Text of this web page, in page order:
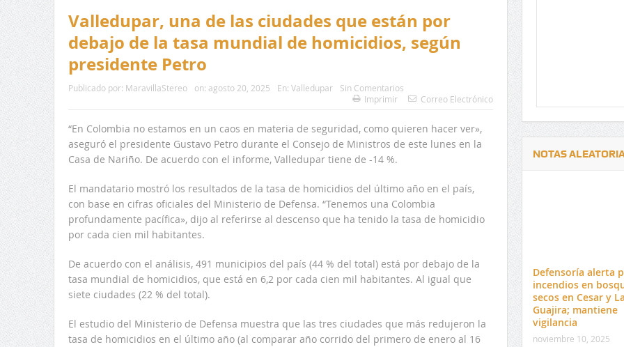
Valledupar, una de las ciudades que están por
debajo de la tasa mundial de homicidios, según
presidente Petro
Publicado por: MaravillaStereo on: agosto 20, 2025 En: Valledupar
Sin Comentarios
Imprimir
Correo Electrónico
“En Colombia no estamos en un caos en materia de seguridad, como quieren hacer ver»,
aseguró el presidente Gustavo Petro durante el Consejo de Ministros de este lunes en la
Casa de Nariño. De acuerdo con el informe, Valledupar tiene de -14 %.
El mandatario mostró los resultados de la tasa de homicidios del último año en el país,
con base en cifras oficiales del Ministerio de Defensa. “Tenemos una Colombia
profundamente pacífica», dijo al referirse al descenso que ha tenido la tasa de homicidio
por cada cien mil habitantes.
De acuerdo con el análisis, 491 municipios del país (44 % del total) está por debajo de la
tasa mundial de homicidios, que está en 6,2 por cada cien mil habitantes. Al igual que
siete ciudades (22 % del total).
El estudio del Ministerio de Defensa muestra que las tres ciudades que más redujeron la
tasa de homicidios en el último año (al comparar año corrido del primero de enero al 16
NOTAS
Defensoría alerta
incendios en
secos en Cesar y La
Guajira; mantiene
vigilancia
noviembre 10, 2025
Departamental del Cesar
El 17 de enero vence
venta de pines para
preuniversitario de la